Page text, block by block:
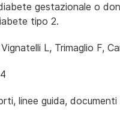
gestazionale o
tipo 2.
L, Trimaglio F,
linee guida,